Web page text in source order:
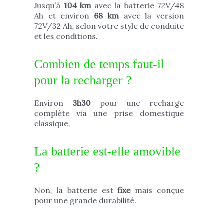
Jusqu’à 104 kmavec la batterie 72V/48
Ah et environ 68 kmavec la version
72V/32 Ah, selon votre style de conduite
et les conditions.
Combien de temps faut-il
pour la recharger ?
Environ 3h30pour une recharge
complète via une prise domestique
classique.
La batterie est-elle amovible
?
Non, la batterie estfixemais conçue
pour une grande durabilité.